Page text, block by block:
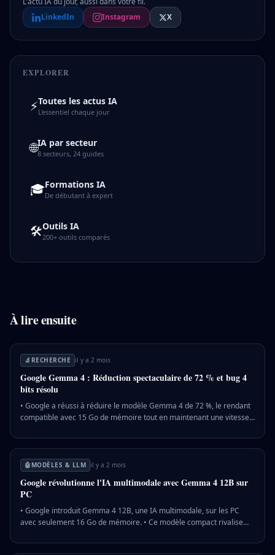
LinkedIn
Instagram X
EXPLORER
⚡Toutes les actus IA
L'essentiel chaque jour
🌐IA par secteur
8 secteurs, 24 guides
🎓Formations IA
De débutant à expert
🛠️Outils IA
200+ outils comparés
À lire ensuite
🔬 RECHERCHE il y a 2 mois
Google Gemma 4 : Réduction spectaculaire de 72 % et bug 4
bits résolu
• Google a réussi à réduire le modèle Gemma 4 de 72 %, le rendant
compatible avec 15 Go de mémoire tout en maintenant une vitesse
d'échelle dans la conversion GGUF, améliorant l'efficacité des
modèles quantifiés en 4 bits. • Le modèle 26B-A4B de Gemma 4
offre une performance proche de l'original malgré une quantification
important : Cette avancée permet d'exécuter des modèles de
grande taille sur des configurations grand public, élargissant l'accès
à la technologie IA avancée.
🤖 MODÈLES & LLM il y a 2 mois
Google révolutionne l'IA multimodale avec Gemma 4 12B sur
PC
• Google introduit Gemma 4 12B, une IA multimodale, sur les PC
avec seulement 16 Go de mémoire. • Ce modèle compact rivalise
Gemma 4 12B intègre audio et visuel dans un seul réseau,